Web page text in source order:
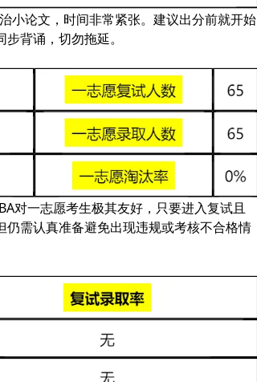
小论文，时间非常紧张。建议出分前就开始
背诵，切勿拖延。
对一志愿考生极其友好，只要进入复试且
需认真准备避免出现违规或考核不合格情